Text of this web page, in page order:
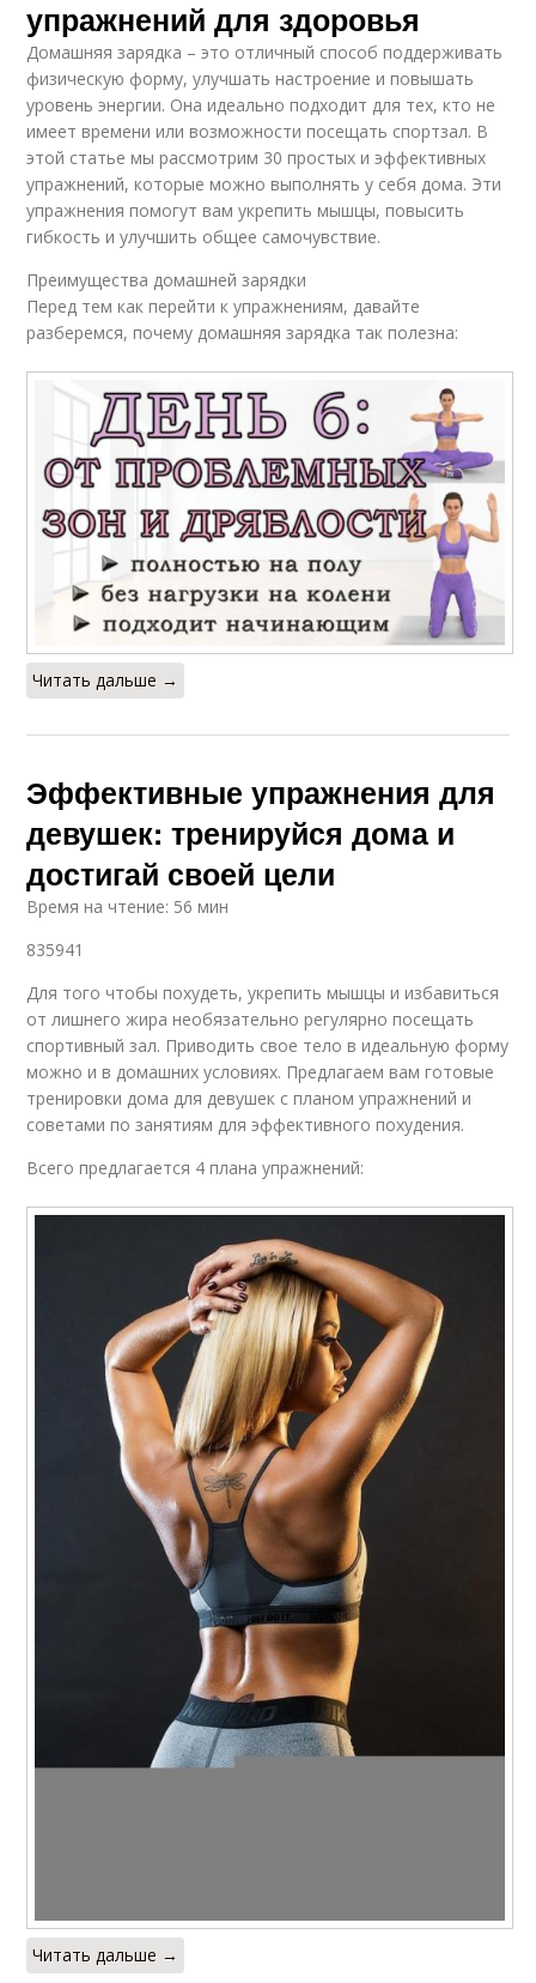
упражнений для здоровья
Домашняя зарядка – это отличный способ поддерживать
физическую форму, улучшать настроение и повышать
уровень энергии. Она идеально подходит для тех, кто не
имеет времени или возможности посещать спортзал. В
этой статье мы рассмотрим 30 простых и эффективных
упражнений, которые можно выполнять у себя дома. Эти
упражнения помогут вам укрепить мышцы, повысить
гибкость и улучшить общее самочувствие.
Преимущества домашней зарядки
Перед тем как перейти к упражнениям, давайте
разберемся, почему домашняя зарядка так полезна:
Читать дальше →
Эффективные упражнения для
девушек: тренируйся дома и
достигай своей цели
Время на чтение: 56 мин
835941
Для того чтобы похудеть, укрепить мышцы и избавиться
от лишнего жира необязательно регулярно посещать
спортивный зал. Приводить свое тело в идеальную форму
можно и в домашних условиях. Предлагаем вам готовые
тренировки дома для девушек с планом упражнений и
советами по занятиям для эффективного похудения.
Всего предлагается 4 плана упражнений:
Читать дальше →